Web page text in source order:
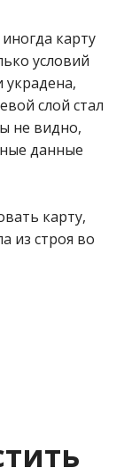
карту
условий
украдена,
слой стал
не видно,
данные
карту,
из строя во